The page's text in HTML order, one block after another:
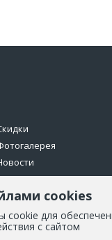
товара
cookies
cookie для
с сайтом